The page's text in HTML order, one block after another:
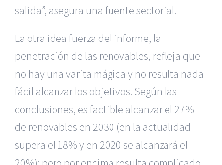
salida”, asegura una fuente sectorial.
La otra idea fuerza del informe, la
penetración de las renovables, refleja que
no hay una varita mágica y no resulta nada
fácil alcanzar los objetivos. Según las
conclusiones, es factible alcanzar el 27%
de renovables en 2030 (en la actualidad
supera el 18% y en 2020 se alcanzará el